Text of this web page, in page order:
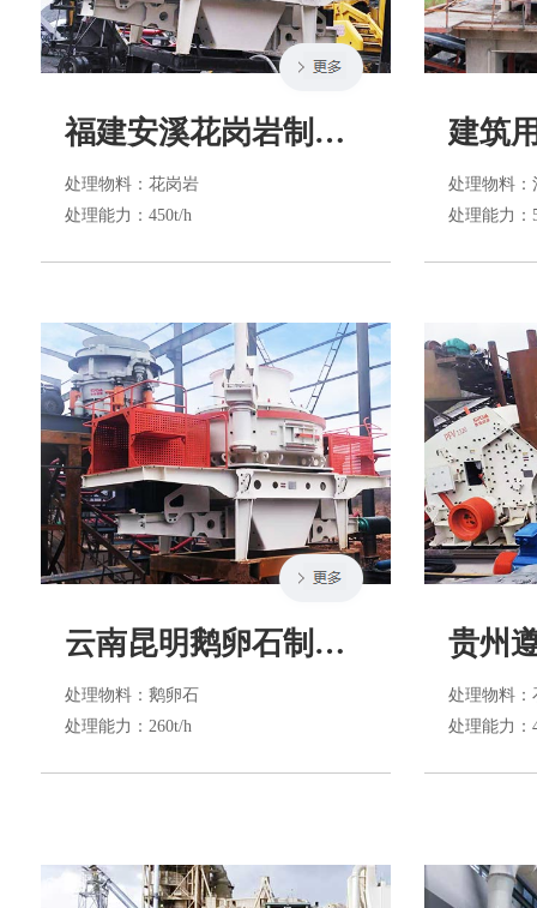
福建安溪花岗岩制砂生产线
处理物料 ：花岗岩
处理能力 ：450t/h
建筑
处理物料
处理能力
云南昆明鹅卵石制砂生产
处理物料 ：鹅卵石
处理能力 ：260t/h
处理物料
处理能力